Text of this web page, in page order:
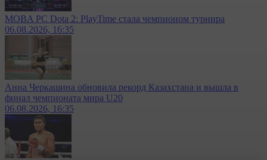
MOBA PC Dota 2: PlayTime стала чемпионом турнира
06.08.2026, 16:35
Анна Черкашина обновила рекорд Казахстана и вышла в
финал чемпионата мира U20
06.08.2026, 16:35